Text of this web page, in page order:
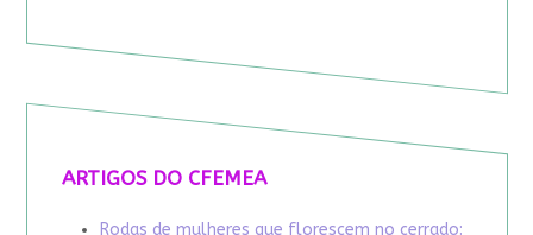
ARTIGOS DO CFEMEA
Rodas de mulheres que florescem no cerrado: